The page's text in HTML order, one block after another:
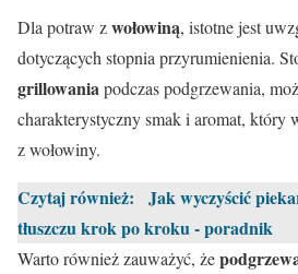
Dla potraw zwołowiną, istotne jest
dotyczących stopnia przyrumienienia.
grillowaniapodczas podgrzewania,
charakterystyczny smak i aromat, który
z wołowiny.
Czytaj również:
Jak wyczyścić
tłuszczu krok po kroku - poradnik
Warto również zauważyć, że